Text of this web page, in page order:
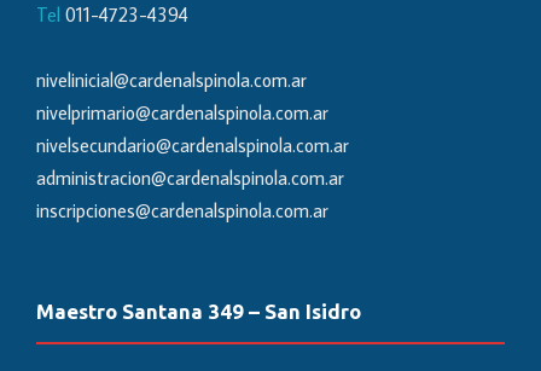
Tel 011-4723-4394
nivelinicial@cardenalspinola.com.ar
nivelprimario@cardenalspinola.com.ar
nivelsecundario@cardenalspinola.com.ar
administracion@cardenalspinola.com.ar
inscripciones@cardenalspinola.com.ar
Maestro Santana 349 – San Isidro